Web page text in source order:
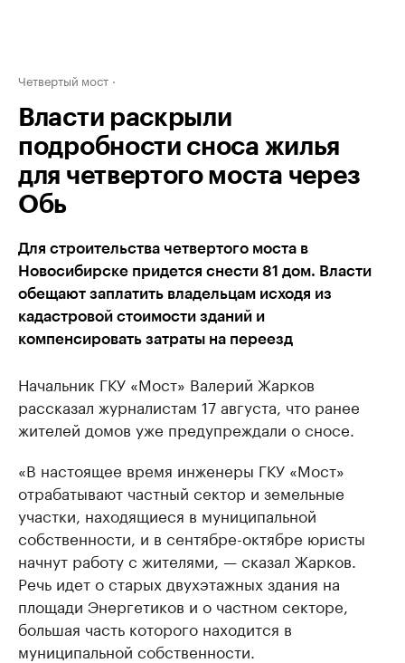
Четвертый мост
Власти раскрыли
подробности сноса жилья
для четвертого моста через
Обь
Для строительства четвертого моста в
Новосибирске придется снести 81 дом. Власти
обещают заплатить владельцам исходя из
кадастровой стоимости зданий и
компенсировать затраты на переезд
Начальник ГКУ «Мост» Валерий Жарков
рассказал журналистам 17 августа, что ранее
жителей домов уже предупреждали о сносе.
«В настоящее время инженеры ГКУ «Мост»
отрабатывают частный сектор и земельные
участки, находящиеся в муниципальной
собственности, и в сентябре-октябре юристы
начнут работу с жителями, — сказал Жарков.
Речь идет о старых двухэтажных здания на
площади Энергетиков и о частном секторе,
большая часть которого находится в
муниципальной собственности.